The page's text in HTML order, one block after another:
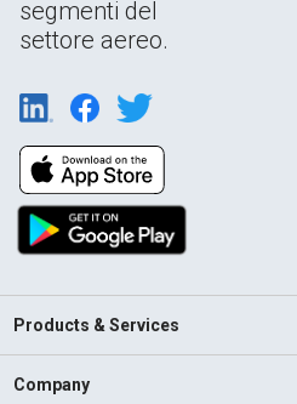
segmenti del
settore aereo.
Products & Services
Company